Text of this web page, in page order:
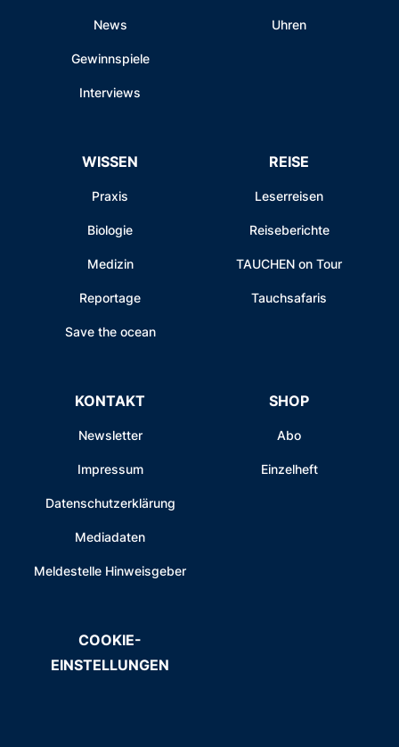
News
Gewinnspiele
Interviews
Uhren
WISSEN
Praxis
Biologie
Medizin
Reportage
Save the ocean
REISE
Leserreisen
Reiseberichte
TAUCHEN on Tour
Tauchsafaris
KONTAKT
Newsletter
Impressum
Datenschutzerklärung
Mediadaten
Meldestelle Hinweisgeber
SHOP
Abo
Einzelheft
COOKIE-
EINSTELLUNGEN